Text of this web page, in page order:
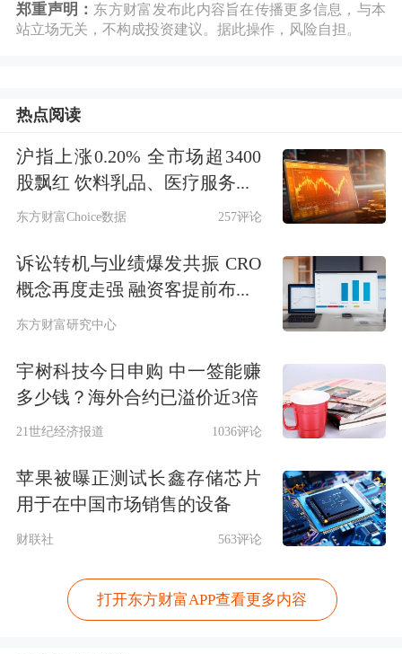
郑重声明： 东方财富发布此内容旨在传播更多信息，与本
站立场无关，不构成投资建议。据此操作，风险自担。
热点阅读
沪指上涨0.20% 全市场超3400
股飘红 饮料乳品、医疗服务...
东方财富Choice数据 257评论
诉讼转机与业绩爆发共振 CRO
概念再度走强 融资客提前布...
东方财富研究中心
宇树科技今日申购 中一签能赚
多少钱？海外合约已溢价近3倍
21世纪经济报道 1036评论
苹果被曝正测试长鑫存储芯片
用于在中国市场销售的设备
财联社 563评论
打开东方财富APP查看更多内容